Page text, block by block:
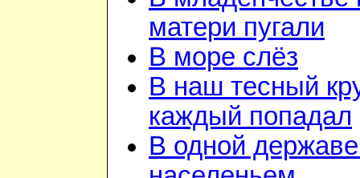
матери пугали
В море слёз
В наш тесный
каждый попадал
В одной